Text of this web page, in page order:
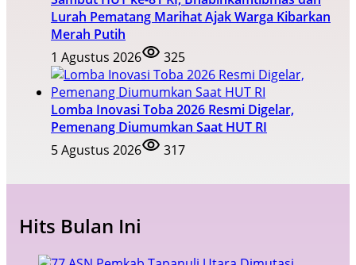
Lurah Pematang Marihat Ajak Warga Kibarkan
Merah Putih
1 Agustus 2026
325
Lomba Inovasi Toba 2026 Resmi Digelar,
Pemenang Diumumkan Saat HUT RI
5 Agustus 2026
317
Hits Bulan Ini